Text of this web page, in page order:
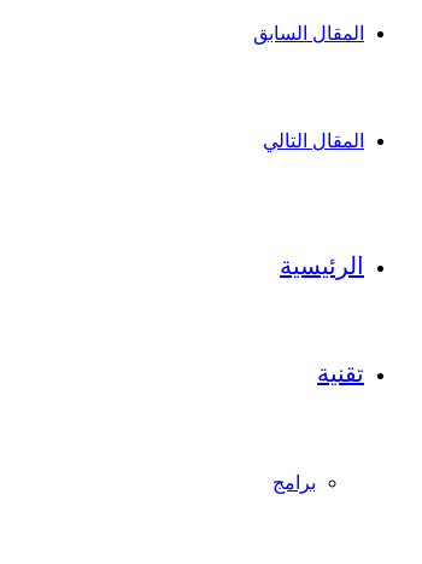
المقال السابق
المقال التالي
الرئيسية
تقنية
برامج